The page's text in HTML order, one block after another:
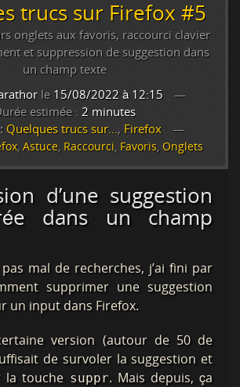
trucs sur Firefox #5
onglets aux favoris, raccourci clavier
et suppression de suggestion dans
un champ texte
le 15/08/2022 à 12:15
estimée : 2 minutes
Quelques trucs sur… , Firefox
, Astuce, Raccourci, Favoris, Onglets
d’une suggestion
dans un champ
mal de recherches, j’ai fini par
supprimer une suggestion
un input dans Firefox.
version (autour de 50 de
de survoler la suggestion et
la touche suppr. Mais depuis, ça